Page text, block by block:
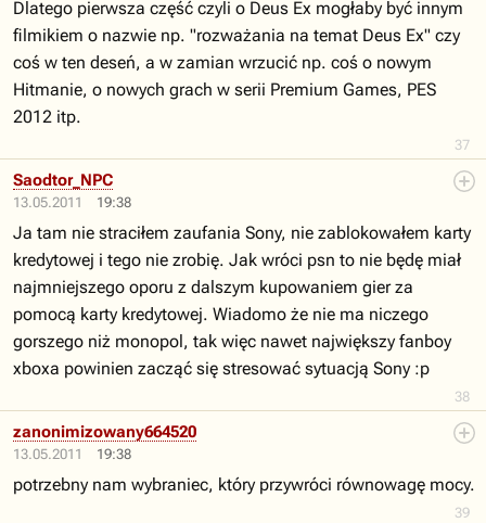
37
Dlatego pierwsza część czyli o Deus Ex mogłaby być innym
filmikiem o nazwie np. "rozważania na temat Deus Ex" czy
coś w ten deseń, a w zamian wrzucić np. coś o nowym
Hitmanie, o nowych grach w serii Premium Games, PES
2012 itp.
13.05.2011 19:38
38
Saodtor_NPC
Ja tam nie straciłem zaufania Sony, nie zablokowałem karty
kredytowej i tego nie zrobię. Jak wróci psn to nie będę miał
najmniejszego oporu z dalszym kupowaniem gier za
pomocą karty kredytowej. Wiadomo że nie ma niczego
gorszego niż monopol, tak więc nawet największy fanboy
xboxa powinien zacząć się stresować sytuacją Sony :p
13.05.2011 19:38
39
zanonimizowany664520
potrzebny nam wybraniec, który przywróci równowagę mocy.